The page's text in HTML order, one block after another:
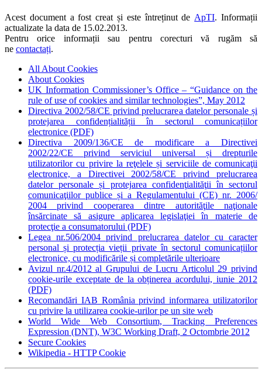
Acest document a fost creat și este întreținut de ApTI. Informații
actualizate la data de 15.02.2013.
Pentru orice informații sau pentru corecturi vă rugăm să
ne contactați.
All About Cookies
About Cookies
UK Information Commissioner’s Office – “Guidance on the
rule of use of cookies and similar technologies”, May 2012
Directiva 2002/58/CE privind prelucrarea datelor personale și
protejarea confidențialității în sectorul comunicațiilor
electronice (PDF)
Directiva 2009/136/CE de modificare a Directivei
2002/22/CE privind serviciul universal și drepturile
utilizatorilor cu privire la reţelele și serviciile de comunicaţii
electronice, a Directivei 2002/58/CE privind prelucrarea
datelor personale și protejarea confidenţialităţii în sectorul
comunicaţiilor publice și a Regulamentului (CE) nr. 2006/
2004 privind cooperarea dintre autorităţile naţionale
însărcinate să asigure aplicarea legislaţiei în materie de
protecţie a consumatorului (PDF)
Legea nr.506/2004 privind prelucrarea datelor cu caracter
personal și protecția vieții private în sectorul comunicațiilor
electronice, cu modificările și completările ulterioare
Avizul nr.4/2012 al Grupului de Lucru Articolul 29 privind
cookie-urile exceptate de la obținerea acordului, iunie 2012
(PDF)
Recomandări IAB România privind informarea utilizatorilor
cu privire la utilizarea cookie-urilor pe un site web
World Wide Web Consortium, Tracking Preferences
Expression (DNT), W3C Working Draft, 2 Octombrie 2012
Secure Cookies
Wikipedia - HTTP Cookie